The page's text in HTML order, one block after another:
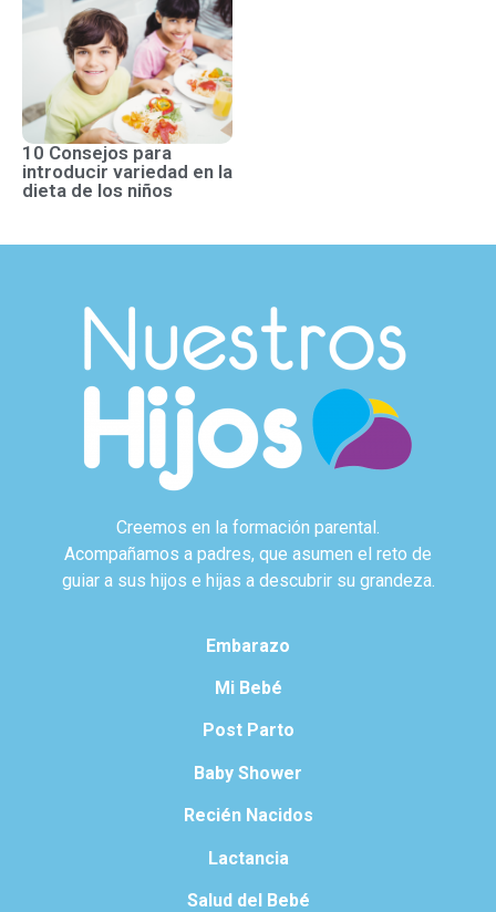
10 Consejos para
introducir variedad en la
dieta de los niños
Creemos en la formación parental.
Acompañamos a padres, que asumen el reto de
guiar a sus hijos e hijas a descubrir su grandeza.
Embarazo
Mi Bebé
Post Parto
Baby Shower
Recién Nacidos
Lactancia
Salud del Bebé